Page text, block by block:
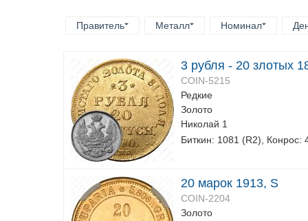
Правитель Металл Номинал
3 рубля - 20 злотых
COIN-5215
Редкие
Золото
Николай 1
Биткин: 1081 (R2), Конрос:
20 марок 1913, S
COIN-2204
Золото